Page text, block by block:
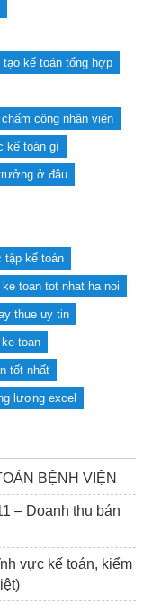
tạo kế toán tổng hợp
công nhân viên
kế toán gì
ở đâu
tập kế toán
toan tot nhat ha noi
thue uy tin
toan
tốt nhất
lương excel
BỆNH VIỆN
– Doanh thu bán
vực kế toán, kiểm